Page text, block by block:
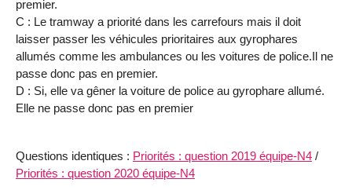
premier.
C : Le tramway a priorité dans les carrefours mais il doit
laisser passer les véhicules prioritaires aux gyrophares
allumés comme les ambulances ou les voitures de police.Il ne
passe donc pas en premier.
D : Si, elle va gêner la voiture de police au gyrophare allumé.
Elle ne passe donc pas en premier
Questions identiques : Priorités : question 2019 équipe-N4 /
Priorités : question 2020 équipe-N4